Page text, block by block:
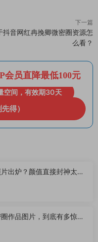
下一篇
抖音网红冉挽卿微密圈资源怎
么看？
会员直降最低100元
空间，有效期30天
得）
出炉？颜值直接封神太惊
作品图片，到底有多惊